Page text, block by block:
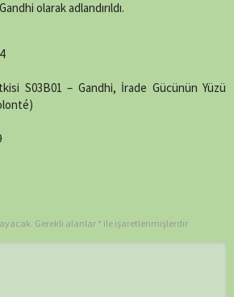
olarak adlandırıldı.
S03B01 – Gandhi, İrade Gücünün Yüzü
Gerekli alanlar * ile işaretlenmişlerdir